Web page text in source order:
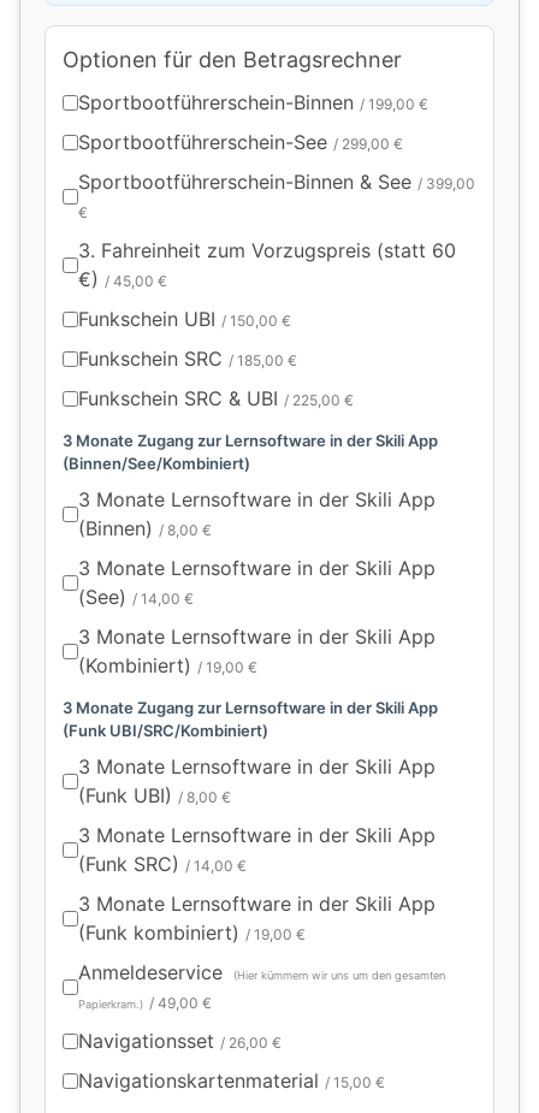
Optionen für den Betragsrechner
Sportbootführerschein-Binnen / 199,00 €
Sportbootführerschein-See / 299,00 €
Sportbootführerschein-Binnen & See / 399,00
€
3. Fahreinheit zum Vorzugspreis (statt 60
€) / 45,00 €
Funkschein UBI / 150,00 €
Funkschein SRC / 185,00 €
Funkschein SRC & UBI / 225,00 €
3 Monate Zugang zur Lernsoftware in der Skili App
(Binnen/See/Kombiniert)
3 Monate Lernsoftware in der Skili App
(Binnen) / 8,00 €
3 Monate Lernsoftware in der Skili App
(See) / 14,00 €
3 Monate Lernsoftware in der Skili App
(Kombiniert) / 19,00 €
3 Monate Zugang zur Lernsoftware in der Skili App
(Funk UBI/SRC/Kombiniert)
3 Monate Lernsoftware in der Skili App
(Funk UBI) / 8,00 €
3 Monate Lernsoftware in der Skili App
(Funk SRC) / 14,00 €
3 Monate Lernsoftware in der Skili App
(Funk kombiniert) / 19,00 €
Anmeldeservice (Hier kümmern wir uns um den gesamten
Papierkram.) / 49,00 €
Navigationsset / 26,00 €
Navigationskartenmaterial / 15,00 €